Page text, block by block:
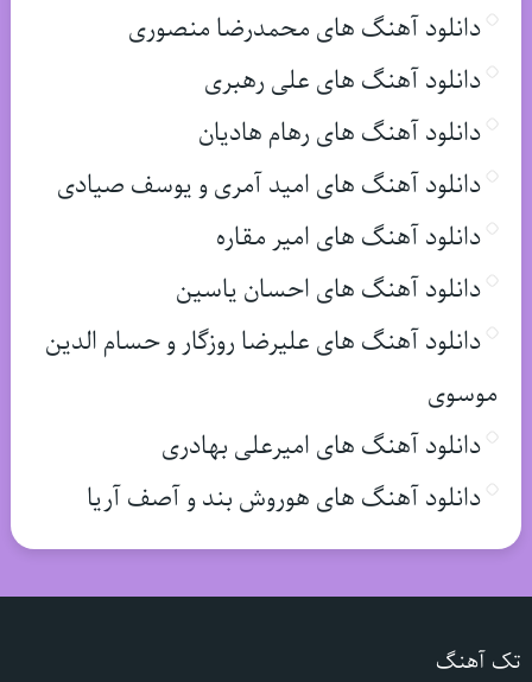
دانلود آهنگ های محمدرضا منصوری
دانلود آهنگ های علی رهبری
دانلود آهنگ های رهام هادیان
دانلود آهنگ های امید آمری و یوسف صیادی
دانلود آهنگ های امیر مقاره
دانلود آهنگ های احسان یاسین
دانلود آهنگ های علیرضا روزگار و حسام الدین
موسوی
دانلود آهنگ های امیرعلی بهادری
دانلود آهنگ های هوروش بند و آصف آریا
تک آهنگ